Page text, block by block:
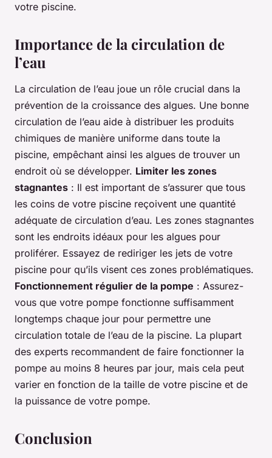
votre piscine.
Importance de la circulation de
l’eau
La circulation de l’eau joue un rôle crucial dans la
prévention de la croissance des algues. Une bonne
circulation de l’eau aide à distribuer les produits
chimiques de manière uniforme dans toute la
piscine, empêchant ainsi les algues de trouver un
endroit où se développer. Limiter les zones
stagnantes : Il est important de s’assurer que tous
les coins de votre piscine reçoivent une quantité
adéquate de circulation d’eau. Les zones stagnantes
sont les endroits idéaux pour les algues pour
proliférer. Essayez de rediriger les jets de votre
piscine pour qu’ils visent ces zones problématiques.
Fonctionnement régulier de la pompe : Assurez-
vous que votre pompe fonctionne suffisamment
longtemps chaque jour pour permettre une
circulation totale de l’eau de la piscine. La plupart
des experts recommandent de faire fonctionner la
pompe au moins 8 heures par jour, mais cela peut
varier en fonction de la taille de votre piscine et de
la puissance de votre pompe.
Conclusion